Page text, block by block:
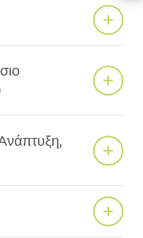
ΒΟΡΕΙΑ ΑΜΕΡΙΚΗ
& ΚΑΡΑΪΒΙΚΗ
ΕΥΡΩΠΗ
ΕΥΡΩΠΗ
ΑΣΙΑ
& ΝΕΑ ΖΗΛΑΝΔΙΑ